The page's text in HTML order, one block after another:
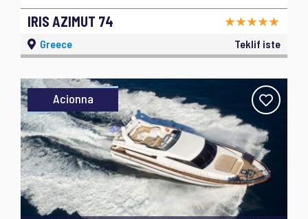
IRIS AZIMUT 74
Greece Teklif iste
Acionna